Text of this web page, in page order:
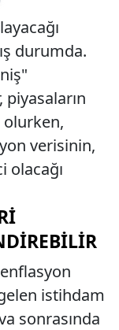
durumda.
verisinin,
olacağı
istihdam
sonrasında